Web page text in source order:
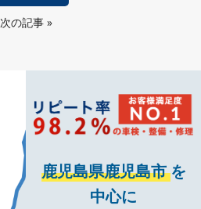
次の記事»
鹿児島県鹿児島市を
中心に